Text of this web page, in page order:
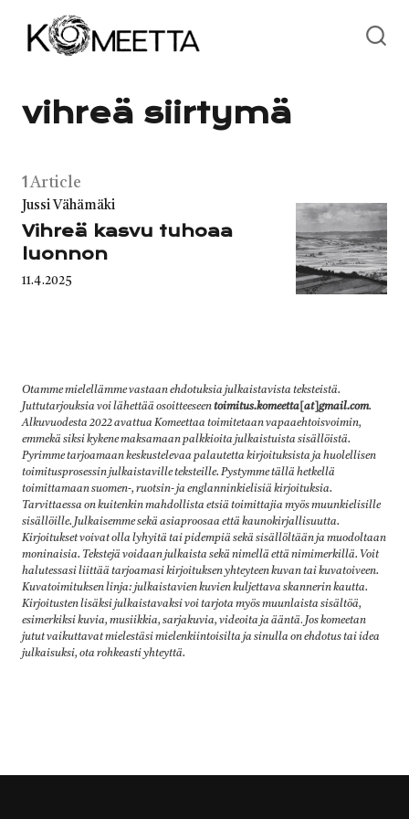
vihreä siirtymä
1Article
Category
Jussi Vähämäki
Vihreä kasvu tuhoaa
luonnon
Published
11.4.2025
Otamme mielellämme vastaan ehdotuksia julkaistavista teksteistä.
Juttutarjouksia voi lähettää osoitteeseentoimitus.komeetta[at]gmail.com.
Alkuvuodesta 2022 avattua Komeettaa toimitetaan vapaaehtoisvoimin,
emmekä siksi kykene maksamaan palkkioita julkaistuista sisällöistä.
Pyrimme tarjoamaan keskustelevaa palautetta kirjoituksista ja huolellisen
toimitusprosessin julkaistaville teksteille. Pystymme tällä hetkellä
toimittamaan suomen-, ruotsin- ja englanninkielisiä kirjoituksia.
Tarvittaessa on kuitenkin mahdollista etsiä toimittajia myös muunkielisille
sisällöille. Julkaisemme sekä asiaproosaa että kaunokirjallisuutta.
Kirjoitukset voivat olla lyhyitä tai pidempiä sekä sisällöltään ja muodoltaan
moninaisia. Tekstejä voidaan julkaista sekä nimellä että nimimerkillä. Voit
halutessasi liittää tarjoamasi kirjoituksen yhteyteen kuvan tai kuvatoiveen.
Kuvatoimituksen linja: julkaistavien kuvien kuljettava skannerin kautta.
Kirjoitusten lisäksi julkaistavaksi voi tarjota myös muunlaista sisältöä,
esimerkiksi kuvia, musiikkia, sarjakuvia, videoita ja ääntä. Jos komeetan
jutut vaikuttavat mielestäsi mielenkiintoisilta ja sinulla on ehdotus tai idea
julkaisuksi, ota rohkeasti yhteyttä.